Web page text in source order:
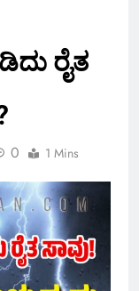
ರೈತ
0 1 Mins